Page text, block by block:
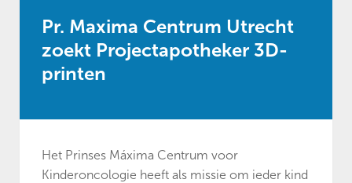
Pr. Maxima Centrum Utrecht
zoekt Projectapotheker 3D-
printen
Het Prinses Máxima Centrum voor
Kinderoncologie heeft als missie om ieder kind